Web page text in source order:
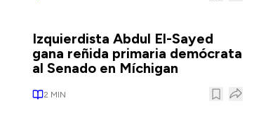
Izquierdista Abdul El-Sayed
gana reñida primaria demócrata
al Senado en Míchigan
2 MIN